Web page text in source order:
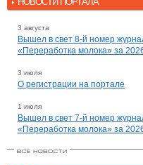
3 августа
Вышел в свет 8-й номер
«Переработка молока» за
3 июля
О регистрации на портале
1 июля
Вышел в свет 7-й номер
«Переработка молока» за